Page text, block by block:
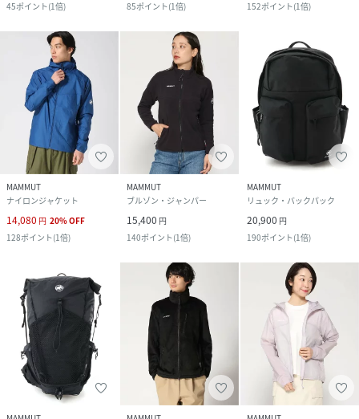
45ポイント(1倍) 85ポイント(1倍) 152ポイント(1倍)
MAMMUT
ナイロンジャケット
14,080 円 20%OFF
128ポイント(1倍)
MAMMUT
ブルゾン・ジャンパー
15,400 円
140ポイント(1倍)
MAMMUT
リュック・バックパック
20,900 円
190ポイント(1倍)